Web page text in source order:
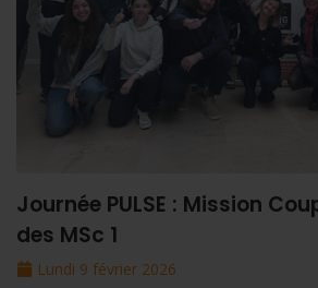
Journée PULSE : Mission
des MSc 1
Lundi 9 février 2026